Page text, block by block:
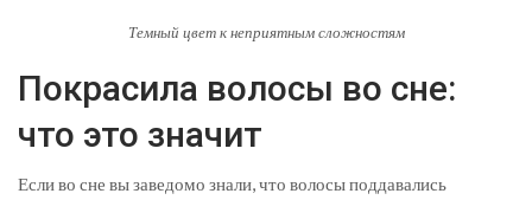
Темный цвет к неприятным сложностям
Покрасила волосы во сне:
что это значит
Если во сне вы заведомо знали, что волосы поддавались